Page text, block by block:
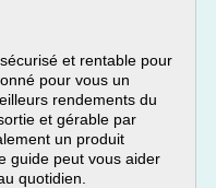
et rentable pour
pour vous un
rendements du
et gérable par
un produit
guide peut vous aider
quotidien.